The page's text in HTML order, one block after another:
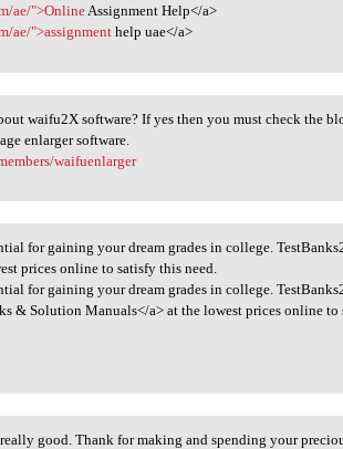
ae/">OnlineAssignment Help</a>
ae/">assignmenthelp uae</a>
waifu2X software? If yes then you must check the
enlarger software.
waifuenlarger
for gaining your dream grades in college.
prices online to satisfy this need.
for gaining your dream grades in college.
& Solution Manuals</a> at the lowest prices online to
good. Thank for making and spending your